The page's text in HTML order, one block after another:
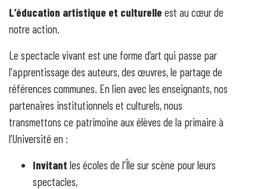
L’éducation artistique et culturelle est au cœur de
notre action.
Le spectacle vivant est une forme d’art qui passe par
l'apprentissage des auteurs, des œuvres, le partage de
références communes. En lien avec les enseignants, nos
partenaires institutionnels et culturels, nous
transmettons ce patrimoine aux élèves de la primaire à
l’Université en :
Invitant les écoles de l'Île sur scène pour leurs
spectacles,